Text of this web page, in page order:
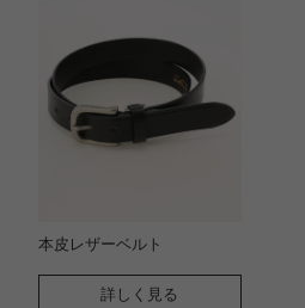
本皮レザーベルト
詳しく見る